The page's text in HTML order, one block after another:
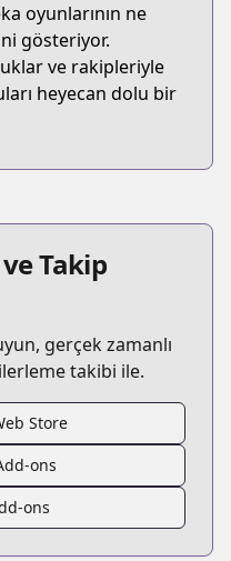
oyunlarının ne
gösteriyor.
ve rakipleriyle
heyecan dolu bir
Takip
gerçek zamanlı
takibi ile.
Store
ons
ons